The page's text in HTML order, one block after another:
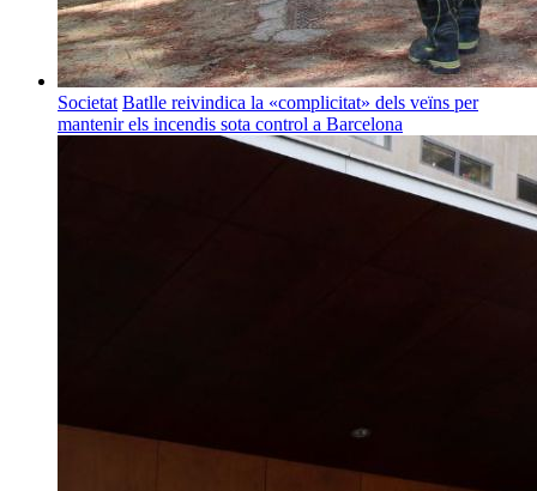
Societat Batlle reivindica la «complicitat» dels veïns per
mantenir els incendis sota control a Barcelona